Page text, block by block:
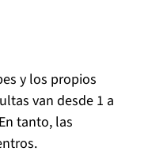
y los propios
van desde 1 a
tanto, las